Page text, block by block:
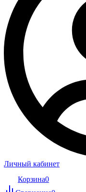
Личный кабинет
Корзина0